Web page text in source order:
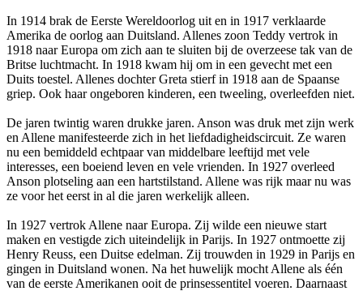
In 1914 brak de Eerste Wereldoorlog uit en in 1917 verklaarde
Amerika de oorlog aan Duitsland. Allenes zoon Teddy vertrok in
1918 naar Europa om zich aan te sluiten bij de overzeese tak van de
Britse luchtmacht. In 1918 kwam hij om in een gevecht met een
Duits toestel. Allenes dochter Greta stierf in 1918 aan de Spaanse
griep. Ook haar ongeboren kinderen, een tweeling, overleefden niet.
De jaren twintig waren drukke jaren. Anson was druk met zijn werk
en Allene manifesteerde zich in het liefdadigheidscircuit. Ze waren
nu een bemiddeld echtpaar van middelbare leeftijd met vele
interesses, een boeiend leven en vele vrienden. In 1927 overleed
Anson plotseling aan een hartstilstand. Allene was rijk maar nu was
ze voor het eerst in al die jaren werkelijk alleen.
In 1927 vertrok Allene naar Europa. Zij wilde een nieuwe start
maken en vestigde zich uiteindelijk in Parijs. In 1927 ontmoette zij
Henry Reuss, een Duitse edelman. Zij trouwden in 1929 in Parijs en
gingen in Duitsland wonen. Na het huwelijk mocht Allene als één
van de eerste Amerikanen ooit de prinsessentitel voeren. Daarnaast